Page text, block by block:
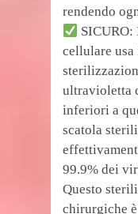
rendendo
cellulare
ultravioletta
inferiori a
scatola
99.9% dei
Questo
chirurgiche